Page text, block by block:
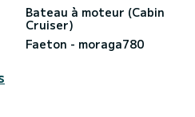
Bateau à moteur (Cabin
Cruiser)
Faeton - moraga780